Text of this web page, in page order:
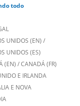
todo
UNIDOS (EN)/
UNIDOS (ES)
(EN) /CANADÁ (FR)
E IRLANDA